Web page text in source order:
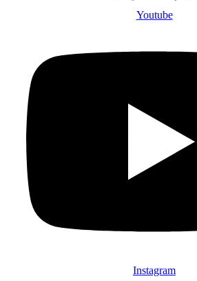
Youtube
Instagram